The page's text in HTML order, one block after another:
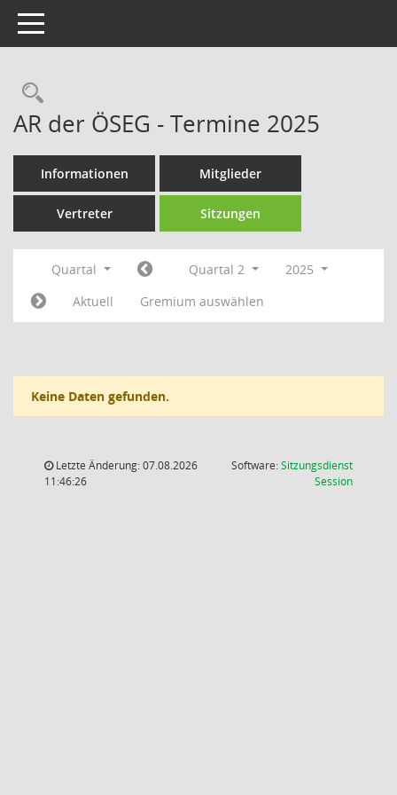
Toggle navigation
Rechercheauswahl
AR der ÖSEG - Termine 2025
Informationen Mitglieder
Vertreter Sitzungen
Quartal Quartal 2
2025
Aktuell
Gremium auswählen
Keine Daten gefunden.
Letzte Änderung: 07.08.2026
11:46:26
Software:Sitzungsdienst
Session(Wird in